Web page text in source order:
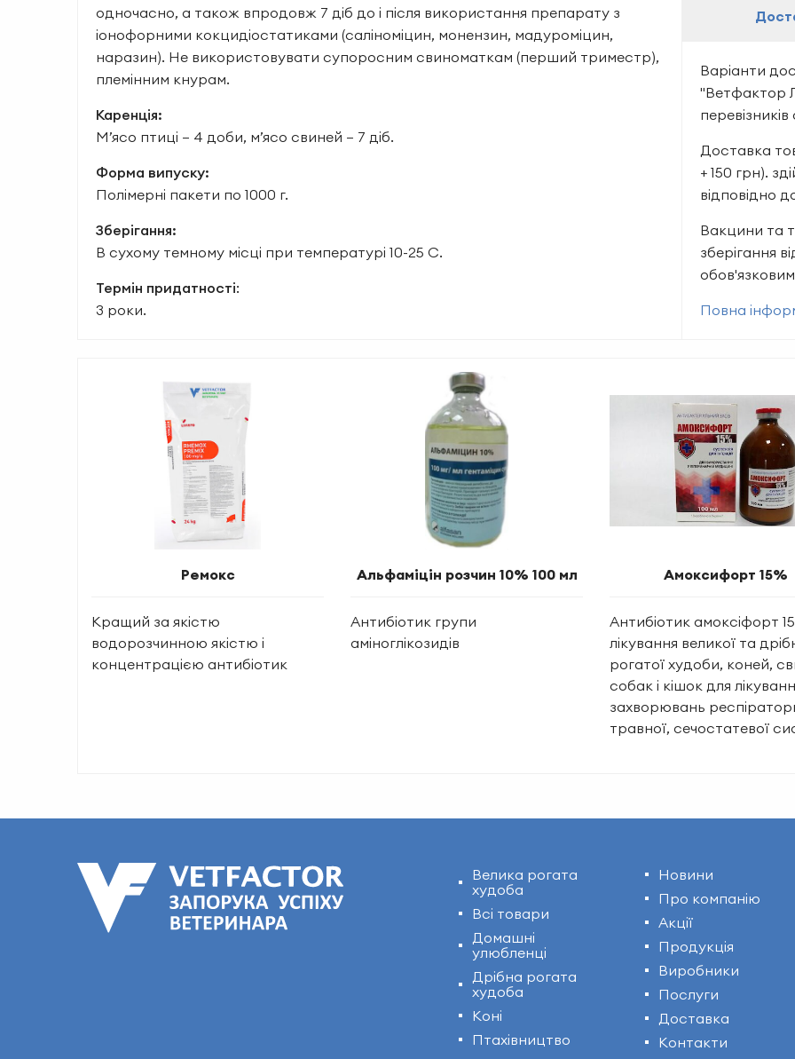
Варіанти
"Ветфактор
Доставка
+ 150 грн).
відповідно
Вакцини та
зберігання
Повна
одночасно, а також впродовж 7 діб до і після використання препарату з
іонофорними кокцидіостатиками (саліноміцин, монензин, мадуроміцин,
наразин). Не використовувати супоросним свиноматкам (перший триместр),
племінним кнурам.
Каренція:
М’ясо птиці – 4 доби, м’ясо свиней – 7 діб.
Форма випуску:
Полімерні пакети по 1000 г.
Зберігання:
В сухому темному місці при температурі 10-25 С.
Термін придатності:
3 роки.
Ремокс
Кращий за якістю
водорозчинною якістю і
концентрацією антибіотик
Альфаміцін розчин 10% 100 мл
Антибіотик групи
аміноглікозидів
Амоксифорт 15%
Антибіотик амоксіфорт
лікування великої та
рогатої худоби, коней,
собак і кішок для
захворювань
травної, сечостатевої
Велика рогата
худоба
Всі товари
Домашні
улюбленці
Дрібна рогата
худоба
Коні
Птахівництво
Новини
Про компанію
Акції
Продукція
Виробники
Послуги
Доставка
Контакти